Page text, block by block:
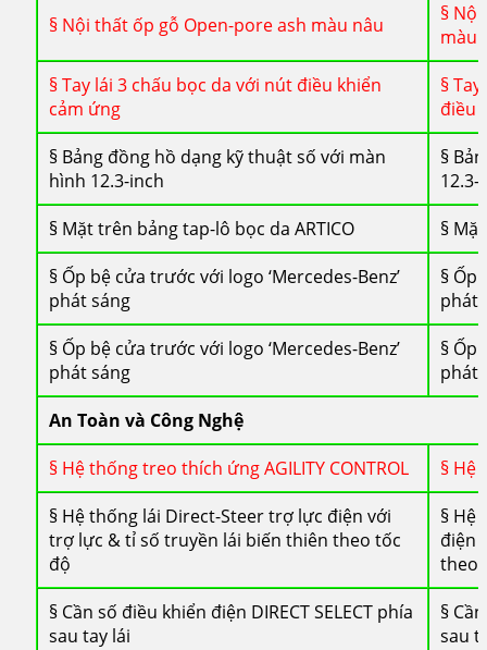
§ Nội thất ốp gỗ Open-pore ash màu nâu
§
màu
§ Tay lái 3 chấu bọc da với nút điều khiển
cảm ứng
§
điều
§ Bảng đồng hồ dạng kỹ thuật số với màn
hình 12.3-inch
§
12.3-
§ Mặt trên bảng tap-lô bọc da ARTICO
§
§ Ốp bệ cửa trước với logo ‘Mercedes-Benz’
phát sáng
§ Ốp
phát
§ Ốp bệ cửa trước với logo ‘Mercedes-Benz’
phát sáng
§ Ốp
phát
An Toàn và Công Nghệ
§ Hệ thống treo thích ứng AGILITY CONTROL
§ Hệ
§ Hệ thống lái Direct-Steer trợ lực điện với
trợ lực & tỉ số truyền lái biến thiên theo tốc
độ
§ Hệ
điện
theo
§ Cần số điều khiển điện DIRECT SELECT phía
sau tay lái
§
sau